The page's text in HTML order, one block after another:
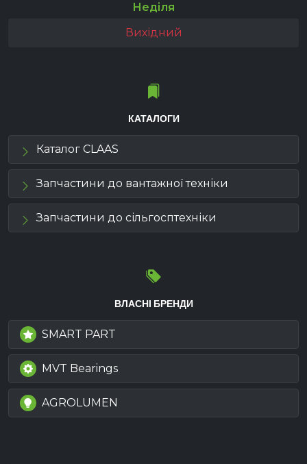
Неділя
Вихідний
КАТАЛОГИ
Каталог CLAAS
Запчастини до вантажної техніки
Запчастини до сільгосптехніки
ВЛАСНІ БРЕНДИ
SMART PART
MVT Bearings
AGROLUMEN